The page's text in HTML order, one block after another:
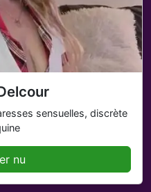
sensuelles, discrète
nu